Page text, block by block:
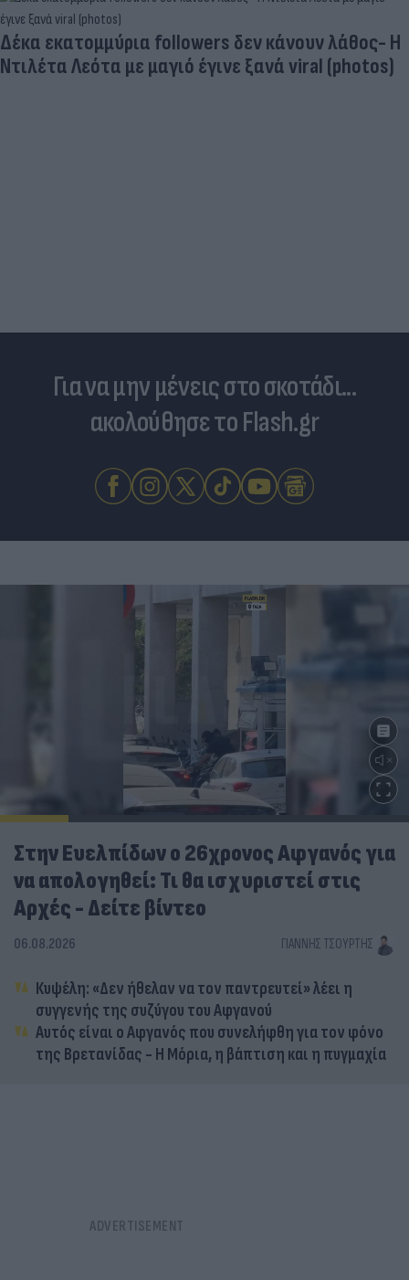
Για να μην μένεις στο σκοτάδι...
ακολούθησε το Flash.gr
Στην Ευελπίδων ο 26χρονος Αφγανός για
να απολογηθεί: Τι θα ισχυριστεί στις
Αρχές - Δείτε βίντεο
06.08.2026 ΓΙΆΝΝΗΣ ΤΣΟΎΡΤΗΣ
Κυψέλη: «Δεν ήθελαν να τον παντρευτεί» λέει η
συγγενής της συζύγου του Αφγανού
Αυτός είναι ο Αφγανός που συνελήφθη για τον φόνο
της Βρετανίδας - Η Μόρια, η βάπτιση και η πυγμαχία